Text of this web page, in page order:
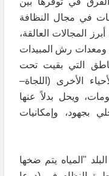
في مجال النظافة
المجالات العالقة،
ومعدات رش المبيدات
التي بقيت تحت
الأخرى (اللجاة–
ويحل بدلاً عنها
بجهود، وإمكانيات
"المياه يتم ضخها